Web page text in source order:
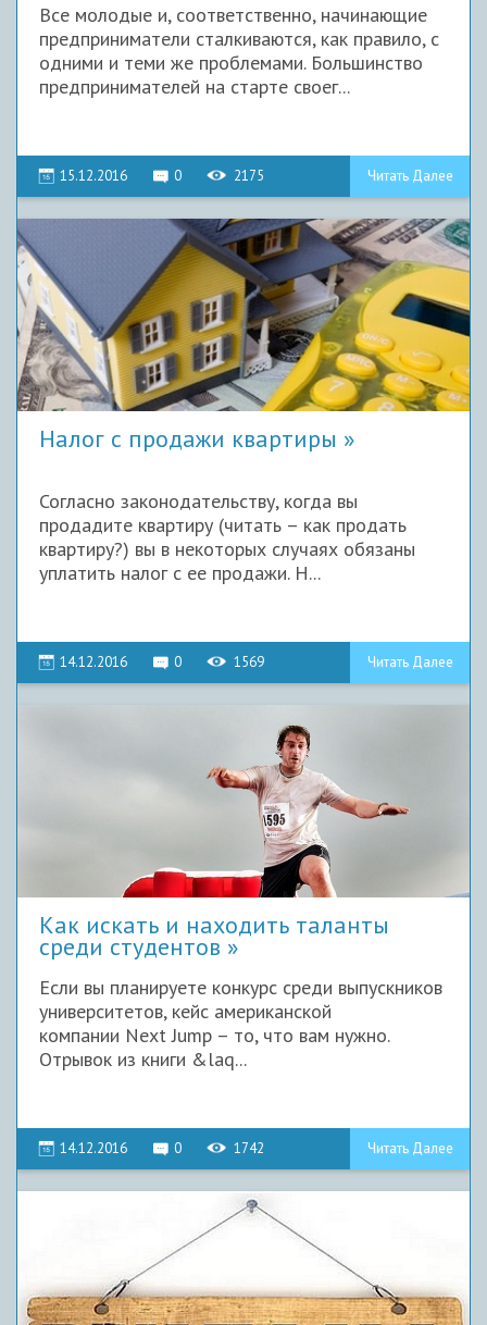
Все молодые и, соответственно, начинающие
предприниматели сталкиваются, как правило, с
одними и теми же проблемами. Большинство
предпринимателей на старте своег...
15.12.2016 0 2175 Читать Далее
Налог с продажи квартиры
Согласно законодательству, когда вы
продадите квартиру (читать – как продать
квартиру?) вы в некоторых случаях обязаны
уплатить налог с ее продажи. Н...
14.12.2016 0 1569 Читать Далее
Как искать и находить таланты
среди студентов
Если вы планируете конкурс среди выпускников
университетов, кейс американской
компании Next Jump – то, что вам нужно.
Отрывок из книги &laq...
14.12.2016 0 1742 Читать Далее